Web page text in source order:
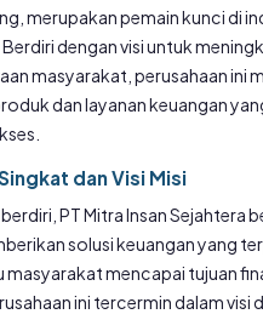
merupakan pemain kunci di
dengan visi untuk
masyarakat, perusahaan ini
dan layanan keuangan
dan Visi Misi
PT Mitra Insan Sejahtera
solusi keuangan yang
mencapai tujuan
ini tercermin dalam visi